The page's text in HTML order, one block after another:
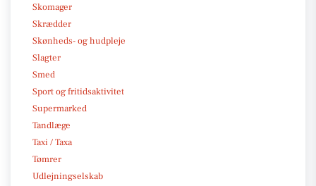
Skomager
Skrædder
Skønheds- og hudpleje
Slagter
Smed
Sport og fritidsaktivitet
Supermarked
Tandlæge
Taxi / Taxa
Tømrer
Udlejningselskab